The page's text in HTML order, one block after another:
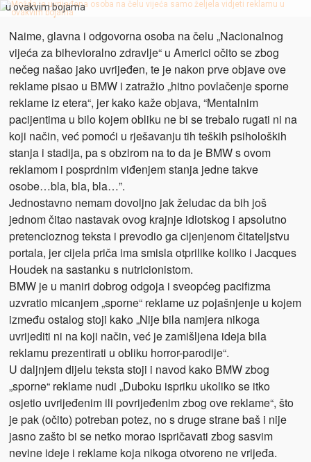
u ovakvim bojama
Naime, glavna i odgovorna osoba na čelu „Nacionalnog
vijeća za bihevioralno zdravlje“ u Americi očito se zbog
nečeg našao jako uvrijeđen, te je nakon prve objave ove
reklame pisao u BMW i zatražio „hitno povlačenje sporne
reklame iz etera“, jer kako kaže objava, “Mentalnim
pacijentima u bilo kojem obliku ne bi se trebalo rugati ni na
koji način, već pomoći u rješavanju tih teških psiholoških
stanja i stadija, pa s obzirom na to da je BMW s ovom
reklamom i posprdnim viđenjem stanja jedne takve
osobe…bla, bla, bla…”.
Jednostavno nemam dovoljno jak želudac da bih još
jednom čitao nastavak ovog krajnje idiotskog i apsolutno
pretencioznog teksta i prevodio ga cijenjenom čitateljstvu
portala, jer cijela priča ima smisla otprilike koliko i Jacques
Houdek na sastanku s nutricionistom.
BMW je u maniri dobrog odgoja i sveopćeg pacifizma
uzvratio micanjem „sporne“ reklame uz pojašnjenje u kojem
između ostalog stoji kako „Nije bila namjera nikoga
uvrijediti ni na koji način, već je zamišljena ideja bila
reklamu prezentirati u obliku horror-parodije“.
U daljnjem dijelu teksta stoji i navod kako BMW zbog
„sporne“ reklame nudi „Duboku ispriku ukoliko se itko
osjetio uvrijeđenim ili povrijeđenim zbog ove reklame“, što
je pak (očito) potreban potez, no s druge strane baš i nije
jasno zašto bi se netko morao ispričavati zbog sasvim
nevine ideje i reklame koja nikoga otvoreno ne vrijeđa.